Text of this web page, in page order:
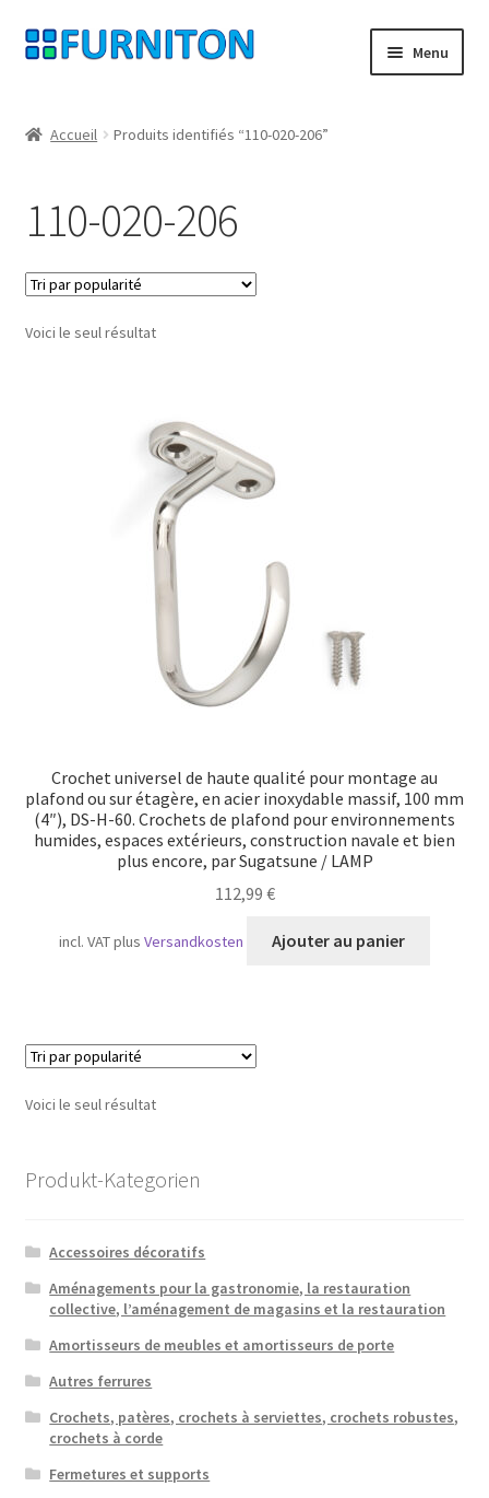
Aller
à
navigation
Aller
au
Menu
Protection des données
Droit de rétractation
Contact
CONDITIONS GÉNÉRALES DE VENTE
Transport maritime
Accueil Produits identifiés “110-020-206”
110-020-206
Voici le seul résultat
Crochet universel de haute qualité pour montage au
plafond ou sur étagère, en acier inoxydable massif, 100 mm
(4″), DS-H-60. Crochets de plafond pour environnements
humides, espaces extérieurs, construction navale et bien
plus encore, par Sugatsune / LAMP
112,99 €
incl. VATplusVersandkosten Ajouter au panier
Voici le seul résultat
Produkt-Kategorien
Accessoires décoratifs
Aménagements pour la gastronomie, la restauration
collective, l’aménagement de magasins et la restauration
Amortisseurs de meubles et amortisseurs de porte
Autres ferrures
Crochets, patères, crochets à serviettes, crochets robustes,
crochets à corde
Fermetures et supports